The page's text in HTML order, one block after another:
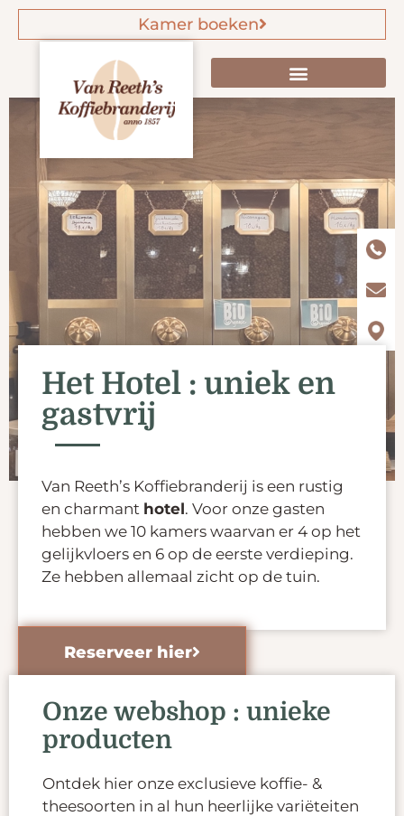
Kamer boeken
Het Hotel : uniek en
gastvrij
Van Reeth’s Koffiebranderij is een rustig
en charmant hotel. Voor onze gasten
hebben we 10 kamers waarvan er 4 op het
gelijkvloers en 6 op de eerste verdieping.
Ze hebben allemaal zicht op de tuin.
Reserveer hier
Onze webshop : unieke
producten
Ontdek hier onze exclusieve koffie- &
theesoorten in al hun heerlijke variëteiten